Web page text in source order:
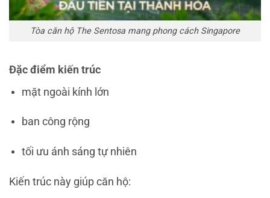
Tòa căn hộ The Sentosa mang phong cách Singapore
Đặc điểm kiến trúc
mặt ngoài kính lớn
ban công rộng
tối ưu ánh sáng tự nhiên
Kiến trúc này giúp căn hộ: